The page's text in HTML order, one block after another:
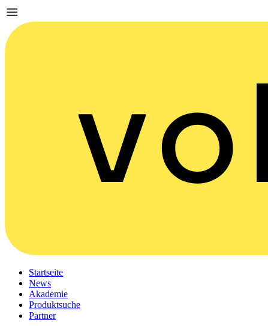
Startseite
News
Akademie
Produktsuche
Partner